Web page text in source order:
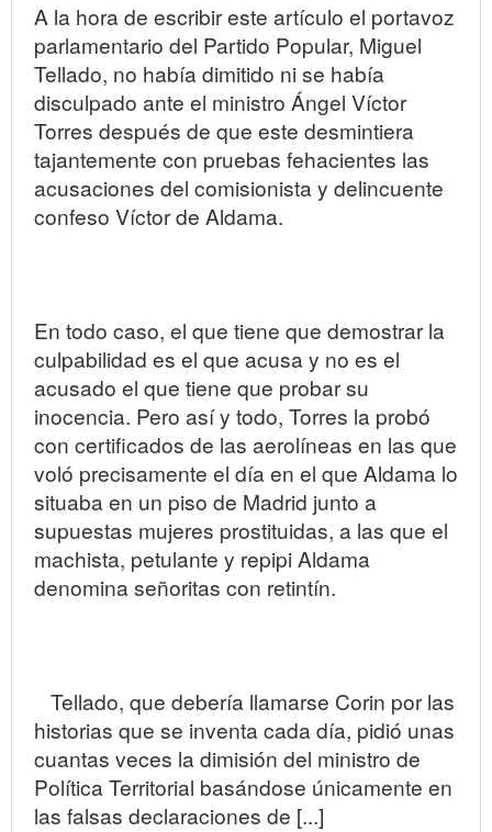
A la hora de escribir este artículo el portavoz
parlamentario del Partido Popular, Miguel
Tellado, no había dimitido ni se había
disculpado ante el ministro Ángel Víctor
Torres después de que este desmintiera
tajantemente con pruebas fehacientes las
acusaciones del comisionista y delincuente
confeso Víctor de Aldama.
En todo caso, el que tiene que demostrar la
culpabilidad es el que acusa y no es el
acusado el que tiene que probar su
inocencia. Pero así y todo, Torres la probó
con certificados de las aerolíneas en las que
voló precisamente el día en el que Aldama lo
situaba en un piso de Madrid junto a
supuestas mujeres prostituidas, a las que el
machista, petulante y repipi Aldama
denomina señoritas con retintín.
Tellado, que debería llamarse Corin por las
historias que se inventa cada día, pidió unas
cuantas veces la dimisión del ministro de
Política Territorial basándose únicamente en
las falsas declaraciones de [...]